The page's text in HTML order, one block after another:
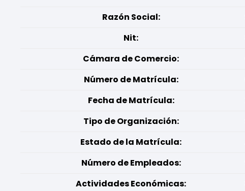
Razón Social:
Nit:
Cámara de Comercio:
Número de Matrícula:
Fecha de Matrícula:
Tipo de Organización:
Estado de la Matrícula:
Número de Empleados:
Actividades Económicas: